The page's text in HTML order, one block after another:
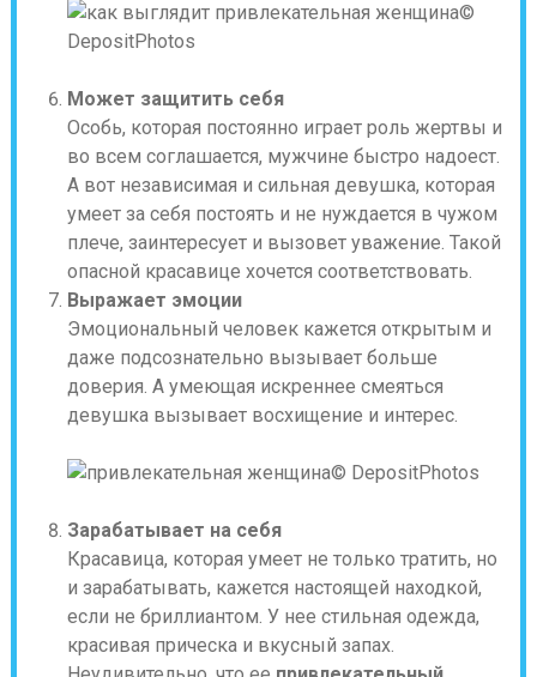
©
DepositPhotos
Может защитить себя
Особь, которая постоянно играет роль жертвы и
во всем соглашается, мужчине быстро надоест.
А вот независимая и сильная девушка, которая
умеет за себя постоять и не нуждается в чужом
плече, заинтересует и вызовет уважение. Такой
опасной красавице хочется соответствовать.
Выражает эмоции
Эмоциональный человек кажется открытым и
даже подсознательно вызывает больше
доверия. А умеющая искреннее смеяться
девушка вызывает восхищение и интерес.
© DepositPhotos
Зарабатывает на себя
Красавица, которая умеет не только тратить, но
и зарабатывать, кажется настоящей находкой,
если не бриллиантом. У нее стильная одежда,
красивая прическа и вкусный запах.